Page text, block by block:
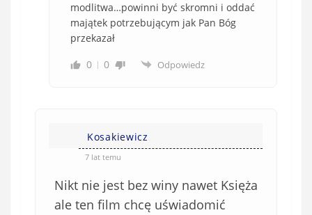
modlitwa…powinni być skromni i oddać
majątek potrzebującym jak Pan Bóg
przekazał
0
0 Odpowiedz
Kosakiewicz
7 lat temu
Nikt nie jest bez winy nawet Księża
ale ten film chcę uświadomić